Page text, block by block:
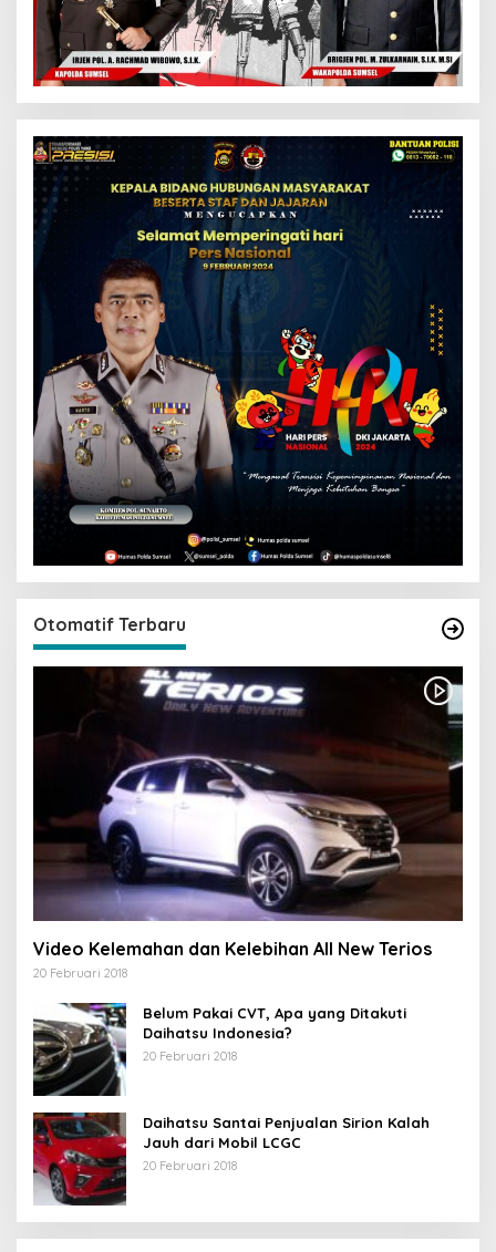
Otomatif Terbaru
Video Kelemahan dan Kelebihan All New Terios
20 Februari 2018
Belum Pakai CVT, Apa yang Ditakuti
Daihatsu Indonesia?
20 Februari 2018
Daihatsu Santai Penjualan Sirion Kalah
Jauh dari Mobil LCGC
20 Februari 2018